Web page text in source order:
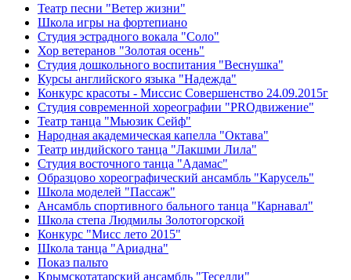
Театр песни "Ветер жизни"
Школа игры на фортепиано
Студия эстрадного вокала "Соло"
Хор ветеранов "Золотая осень"
Студия дошкольного воспитания "Веснушка"
Курсы английского языка "Надежда"
Конкурс красоты - Миссис Совершенство 24.09.2015г
Студия современной хореографии "PROдвижение"
Театр танца "Мьюзик Сейф"
Народная академическая капелла "Октава"
Театр индийского танца "Лакшми Лила"
Студия восточного танца "Адамас"
Образцово хореографический ансамбль "Карусель"
Школа моделей "Пассаж"
Ансамбль спортивного бального танца "Карнавал"
Школа степа Людмилы Золотогорской
Конкурс "Мисс лето 2015"
Школа танца "Ариадна"
Показ пальто
Крымскотатарский ансамбль "Теселли"